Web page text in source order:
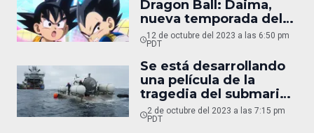
Dragon Ball: Daima,
nueva temporada del
legendario anime
12 de octubre del 2023 a las 6:50 pm
PDT
Se está desarrollando
una película de la
tragedia del submarino
OceanGate
2 de octubre del 2023 a las 7:15 pm
PDT